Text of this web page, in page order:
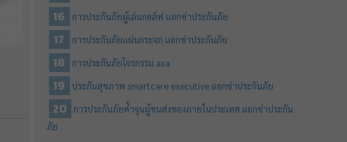
การประกันภัยผู้เล่นกอล์ฟ แอกซ่าประกันภัย
การประกันภัยแผ่นกระจก แอกซ่าประกันภัย
การประกันภัยโจรกรรม axa
ประกันสุขภาพ smartcare executive แอกซ่าประกันภัย
การประกันภัยค้ำจุนผู้ขนส่งของภายในประเทศ แอกซ่าประกัน
ภัย